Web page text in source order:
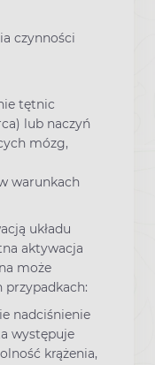
czynności
tętnic
lub naczyń
mózg,
warunkach
układu
aktywacja
może
nadciśnienie
występuje
krążenia,